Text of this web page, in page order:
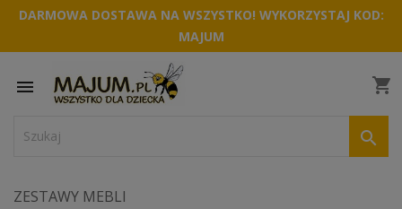
DARMOWA DOSTAWA NA WSZYSTKO! WYKORZYSTAJ KOD:
MAJUM
 shopping_cart

ZESTAWY MEBLI